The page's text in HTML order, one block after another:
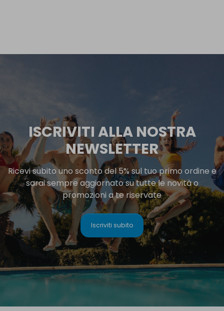
ISCRIVITI ALLA NOSTRA
NEWSLETTER
Ricevi subito uno sconto del 5% sul tuo primo ordine e
sarai sempre aggiornato su tutte le novità o
promozioni a te riservate
Iscriviti subito